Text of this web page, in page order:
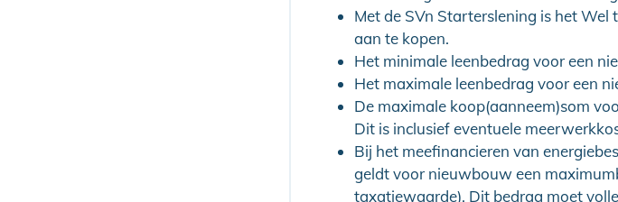
Met de SVn Starterslening is het
aan te kopen.
Het minimale leenbedrag voor een
Het maximale leenbedrag voor een
De maximale koop(aanneem)som
Dit is inclusief eventuele
Bij het meefinancieren van
geldt voor nieuwbouw een
taxatiewaarde). Dit bedrag moet